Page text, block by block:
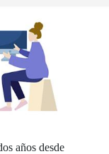
años desde